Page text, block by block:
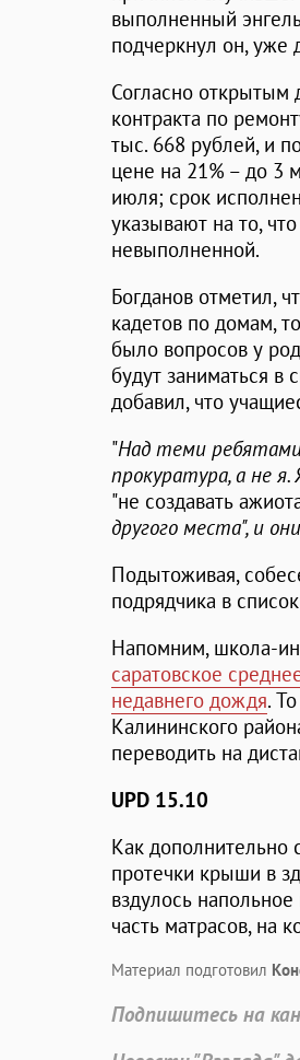
выполненный
подчеркнул он, уже
Согласно открытым
контракта по
тыс. 668 рублей, и
цене на 21% – до 3
июля; срок
указывают на то,
невыполненной.
Богданов отметил,
кадетов по домам,
было вопросов у
будут заниматься
добавил, что
"Над теми
прокуратура, а не я.
"не создавать
другого места", и
Подытоживая,
подрядчика в
Напомним, школа-
саратовское
недавнего дождя.
Калининского
переводить на
UPD 15.10
Как дополнительно
протечки крыши в
вздулось
часть матрасов, на
Материал подготовил
Подпишитесь на